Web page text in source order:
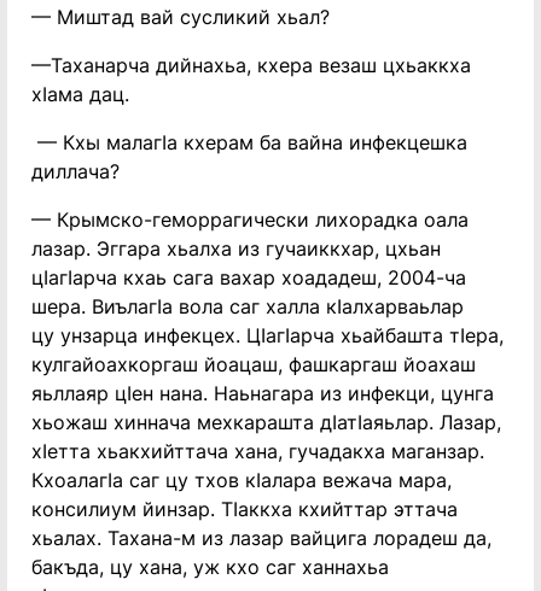
— Миштад вай сусликий хьал?
—Таханарча дийнахьа, кхера везаш цхьаккха
хIама дац.
— Кхы малагIа кхерам ба вайна инфекцешка
диллача?
— Крымско-геморрагически лихорадка оала
лазар. Эггара хьалха из гучаиккхар, цхьан
цIагIарча кхаь сага вахар хоададеш, 2004-ча
шера. ВиълагIа вола саг халла кIалхарваьлар
цу унзарца инфекцех. ЦIагIарча хьайбашта тIера,
кулгайоахкоргаш йоацаш, фашкаргаш йоахаш
яьллаяр цIен нана. Наьнагара из инфекци, цунга
хьожаш хиннача мехкарашта дIатIаяьлар. Лазар,
хIетта хьакхийттача хана, гучадакха маганзар.
КхоалагIа саг цу тхов кIалара вежача мара,
консилиум йинзар. ТIаккха кхийттар эттача
хьалах. Тахана-м из лазар вайцига лорадеш да,
бакъда, цу хана, уж кхо саг ханнахьа